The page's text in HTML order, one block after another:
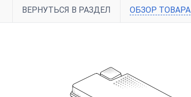
ВЕРНУТЬСЯ В РАЗДЕЛ ОБЗОР ТОВАРА